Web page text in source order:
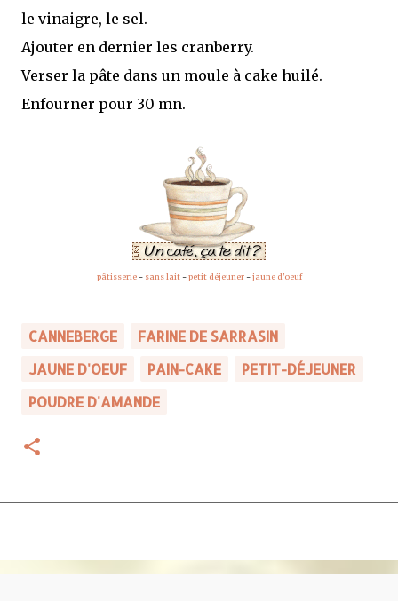
le vinaigre, le sel.
Ajouter en dernier les cranberry.
Verser la pâte dans un moule à cake huilé.
Enfourner pour 30 mn.
pâtisserie- sans lait-petit déjeuner-jaune d'oeuf
CANNEBERGE
FARINE DE SARRASIN
JAUNE D'OEUF
PAIN-CAKE
PETIT-DÉJEUNER
POUDRE D'AMANDE